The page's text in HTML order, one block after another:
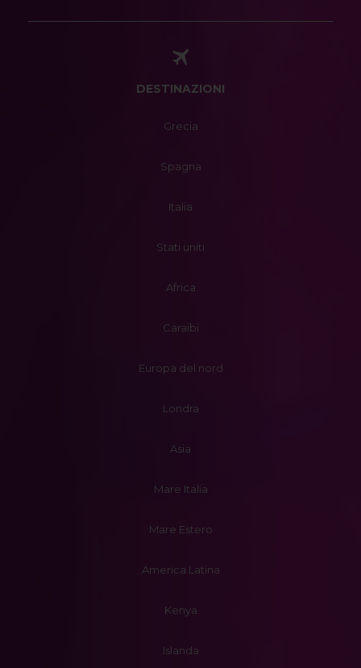
DESTINAZIONI
Grecia
Spagna
Italia
Stati uniti
Africa
Caraibi
Europa del nord
Londra
Asia
Mare Italia
Mare Estero
America Latina
Kenya
Islanda